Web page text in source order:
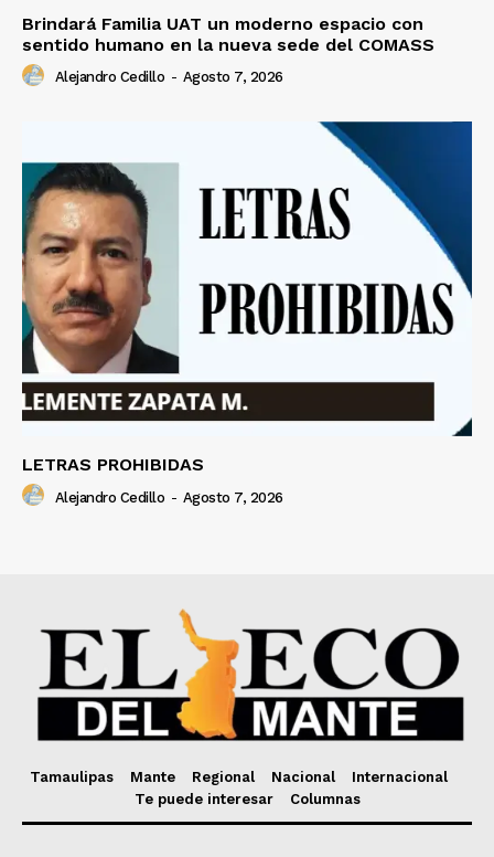
Brindará Familia UAT un moderno espacio con
sentido humano en la nueva sede del COMASS
Alejandro Cedillo - Agosto 7, 2026
LETRAS PROHIBIDAS
Alejandro Cedillo - Agosto 7, 2026
Tamaulipas Mante Regional Nacional
Internacional
Te puede interesar
Columnas